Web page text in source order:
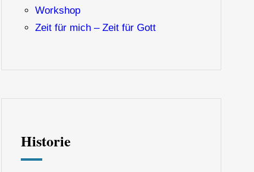
Workshop
Zeit für mich – Zeit für Gott
Historie